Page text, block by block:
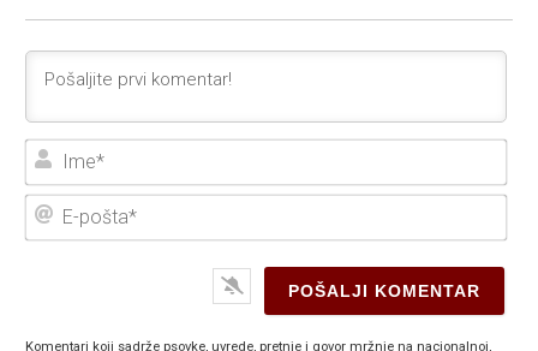
E-
Komentari koji sadrže psovke, uvrede, pretnje i govor mržnje na nacionalnoj,